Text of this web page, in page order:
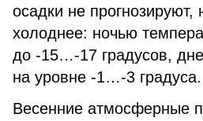
осадки не прогнозируют,
холоднее: ночью
до -15…-17 градусов,
на уровне -1…-3 градуса.
Весенние атмосферные